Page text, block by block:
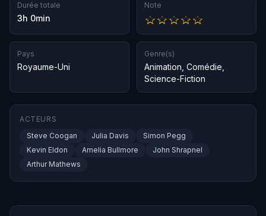
Durée totale
3h 0min
Note
Pays
Royaume-Uni
Genre(s)
Animation Comédie
Science-Fiction
ACTEURS
Steve Coogan
Julia Davis
Simon Pegg
Kevin Eldon
Amelia Bullmore
John Shrapnel
Arthur Mathews